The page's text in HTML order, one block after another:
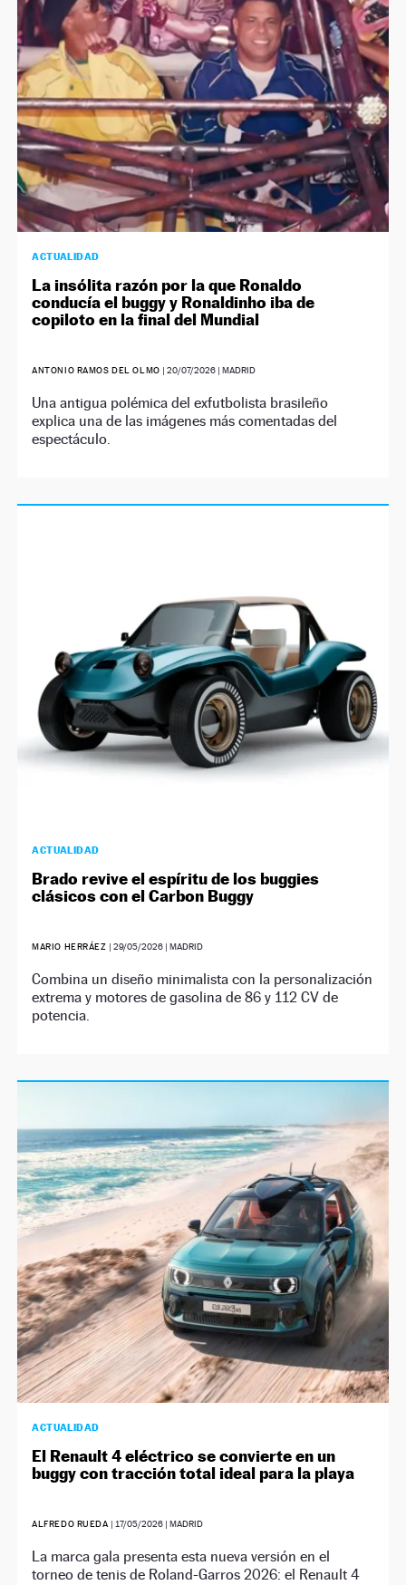
SÍGUENOS
ACTUALIDAD
La insólita razón por la que Ronaldo
conducía el buggy y Ronaldinho iba de
copiloto en la final del Mundial
ANTONIO RAMOS DEL OLMO | 20/07/2026| MADRID
Una antigua polémica del exfutbolista brasileño
explica una de las imágenes más comentadas del
espectáculo.
ACTUALIDAD
Brado revive el espíritu de los buggies
clásicos con el Carbon Buggy
MARIO HERRÁEZ | 29/05/2026| MADRID
Combina un diseño minimalista con la personalización
extrema y motores de gasolina de 86 y 112 CV de
potencia.
ACTUALIDAD
El Renault 4 eléctrico se convierte en un
buggy con tracción total ideal para la playa
ALFREDO RUEDA | 17/05/2026| MADRID
La marca gala presenta esta nueva versión en el
torneo de tenis de Roland-Garros 2026: el Renault 4